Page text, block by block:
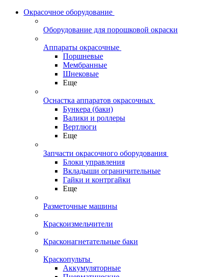
Окрасочное оборудование
Оборудование для порошковой окраски
Аппараты окрасочные
Поршневые
Мембранные
Шнековые
Еще
Оснастка аппаратов окрасочных
Бункера (баки)
Валики и роллеры
Вертлюги
Еще
Запчасти окрасочного оборудования
Блоки управления
Вкладыши ограничительные
Гайки и контргайки
Еще
Разметочные машины
Краскоизмельчители
Красконагнетательные баки
Краскопульты
Аккумуляторные